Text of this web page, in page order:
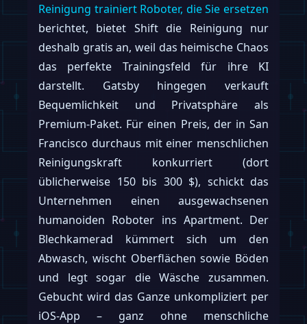
Reinigung trainiert Roboter, die Sie ersetzen
berichtet, bietet Shift die Reinigung nur
deshalb gratis an, weil das heimische Chaos
das perfekte Trainingsfeld für ihre KI
darstellt. Gatsby hingegen verkauft
Bequemlichkeit und Privatsphäre als
Premium-Paket. Für einen Preis, der in San
Francisco durchaus mit einer menschlichen
Reinigungskraft konkurriert (dort
üblicherweise 150 bis 300 $), schickt das
Unternehmen einen ausgewachsenen
humanoiden Roboter ins Apartment. Der
Blechkamerad kümmert sich um den
Abwasch, wischt Oberflächen sowie Böden
und legt sogar die Wäsche zusammen.
Gebucht wird das Ganze unkompliziert per
iOS-App – ganz ohne menschliche